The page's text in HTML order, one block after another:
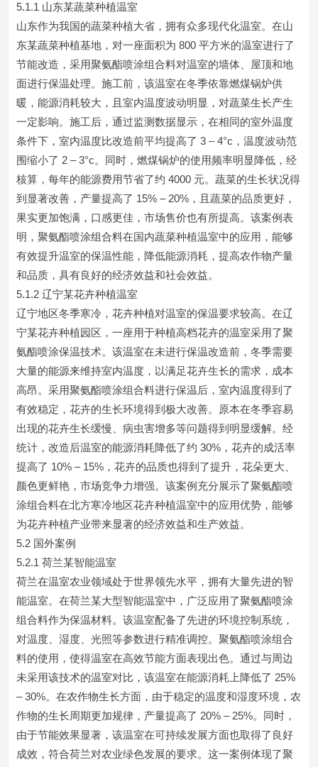
5.1.1 山东某蔬菜种植温室
山东作为我国的蔬菜种植大省，拥有众多现代化温室。在山
东某蔬菜种植基地，对一座面积为 800 平方米的温室进行了
节能改造，采用聚氨酯喷涂组合料对温室的墙体、屋顶和地
面进行保温处理。施工前，该温室在冬季依靠燃煤锅炉供
暖，能源消耗较大，且室内温度波动明显，对蔬菜生长产生
一定影响。施工后，通过监测数据显示，在相同的室外温度
条件下，室内温度比改造前平均提高了 3 – 4°c，温度波动范
围缩小了 2 – 3°c。同时，燃煤锅炉的使用频率明显降低，经
核算，每年的能源费用节省了约 4000 元。蔬菜的生长状况得
到显著改善，产量提高了 15% – 20%，且蔬菜的品质更好，
果实更加饱满，口感更佳，市场售价也有所提高。该案例表
明，聚氨酯喷涂组合料在国内蔬菜种植温室中的应用，能够
有效提升温室的保温性能，降低能源消耗，提高农作物产量
和品质，具有良好的经济效益和社会效益。
5.1.2 辽宁某花卉种植温室
辽宁地区冬季寒冷，花卉种植对温室的保温要求较高。在辽
宁某花卉种植园区，一座用于种植高档花卉的温室采用了聚
氨酯喷涂保温技术。该温室在未进行保温改造前，冬季需要
大量的能源来维持室内温度，以满足花卉生长的需求，成本
高昂。采用聚氨酯喷涂组合料进行保温后，室内温度得到了
有效稳定，花卉的生长环境得到极大改善。原本在冬季容易
出现的花卉生长缓慢、病虫害增多等问题得到明显缓解。经
统计，改造后温室的能源消耗降低了约 30%，花卉的成活率
提高了 10% – 15%，花卉的品质也得到了提升，花朵更大、
颜色更鲜艳，市场竞争力增强。该案例充分展示了聚氨酯喷
涂组合料在北方寒冷地区花卉种植温室中的应用优势，能够
为花卉种植产业带来显著的经济效益和生产效益。
5.2 国外案例
5.2.1 荷兰某智能温室
荷兰在温室农业领域处于世界领先水平，拥有大量先进的智
能温室。在荷兰某大型智能温室中，广泛应用了聚氨酯喷涂
组合料作为保温材料。该温室配备了先进的环境控制系统，
对温度、湿度、光照等参数进行精准调控。聚氨酯喷涂组合
料的使用，使得温室在高效节能方面表现出色。通过与周边
未采用该技术的温室对比，该温室在能源消耗上降低了 25%
– 30%。在农作物生长方面，由于稳定的温度和湿度环境，农
作物的生长周期更加规律，产量提高了 20% – 25%。同时，
由于节能效果显著，该温室在可持续发展方面也取得了良好
成效，符合荷兰对农业绿色发展的要求。这一案例体现了聚